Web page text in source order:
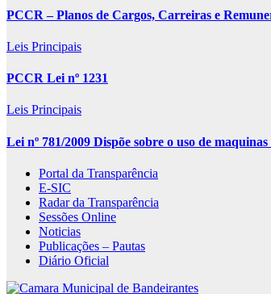
PCCR – Planos de Cargos, Carreiras e
Leis Principais
PCCR Lei nº 1231
Leis Principais
Lei nº 781/2009 Dispõe sobre o uso de
Portal da Transparência
E-SIC
Radar da Transparência
Sessões Online
Noticias
Publicações – Pautas
Diário Oficial